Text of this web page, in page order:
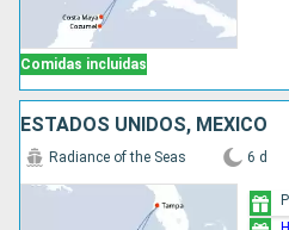
Comidas incluidas
ESTADOS UNIDOS, MÉXICO
Radiance of the Seas 6 d